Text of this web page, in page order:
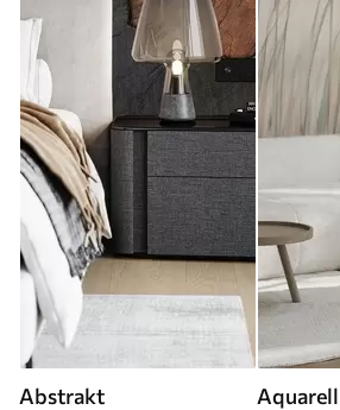
Abstrakt Aquarell